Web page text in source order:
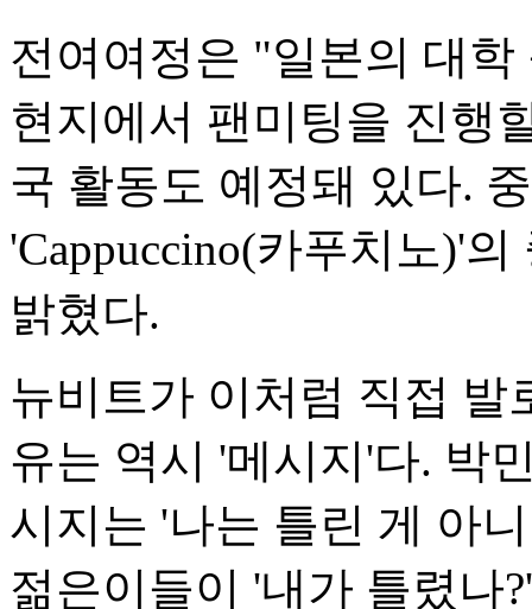
전여여정은 "일본의 대
현지에서 팬미팅을 진행
국 활동도 예정돼 있다.
'Cappuccino(카푸치노)'
밝혔다.
뉴비트가 이처럼 직접 발
유는 역시 '메시지'다. 박
시지는 '나는 틀린 게 아
젊은이들이 '내가 틀렸나